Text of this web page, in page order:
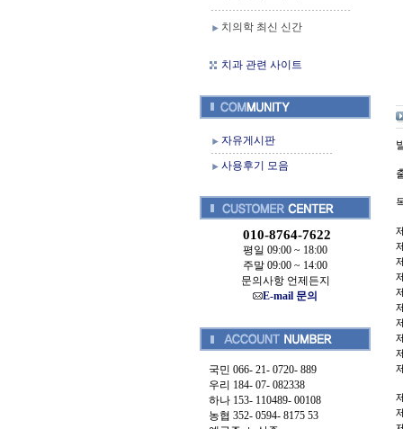
치의학 최신 신간
치과 관련 사이트
자유게시판
사용후기 모음
010-8764-7622
평일 09:00 ~ 18:00
주말 09:00 ~ 14:00
문의사항 언제든지
E-mail 문의
국민 066- 21- 0720- 889
우리 184- 07- 082338
하나 153- 110489- 00108
농협 352- 0594- 8175 53